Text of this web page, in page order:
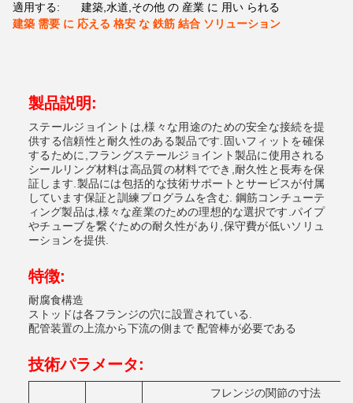
適用する:
建築,水道,その他 の 産業 に 用い られる
建築 需要 に 応える 格安 な 鉄筋 結合 ソリューション
製品説明:
ステールジョイントは,様々な用途のための安全な接続を提
供する信頼性と耐久性のある製品です.固いフィットを確保
するために,フラングステールジョイント製品に使用される
シールリング材料は高品質の材料ででき,耐久性と長寿を保
証します.製品には包括的な技術サポートとサービスが付属
しています保証と訓練プログラムを含む. 鋼筋コンチューテ
ィング製品は,様々な産業のための理想的な選択です.パイプ
やチューブを繋ぐための耐久性があり,保守費が低いソリュ
ーションを提供.
特徴:
耐腐食構造
ストッドは各フランジの穴に設置されている.
配管装置の上流から下流の側まで 配管棒が必要である
技術パラメータ:
フレンジの関節の寸法